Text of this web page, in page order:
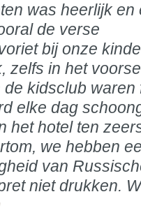
was heerlijk en
de verse
bij onze
zelfs in het
kidsclub
elke dag
het hotel ten
we hebben
van
niet drukken.